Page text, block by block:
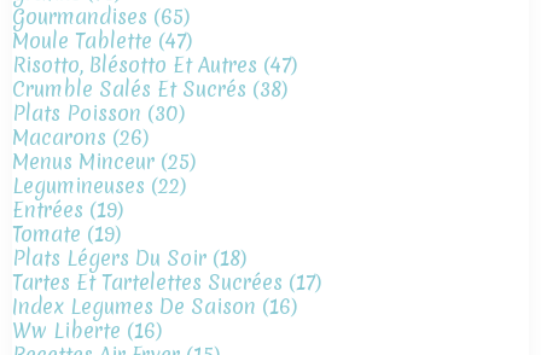
Gourmandises (65)
Moule Tablette (47)
Risotto, Blésotto Et Autres (47)
Crumble Salés Et Sucrés (38)
Plats Poisson (30)
Macarons (26)
Menus Minceur (25)
Legumineuses (22)
Entrées (19)
Tomate (19)
Plats Légers Du Soir (18)
Tartes Et Tartelettes Sucrées (17)
Index Legumes De Saison (16)
Ww Liberte (16)